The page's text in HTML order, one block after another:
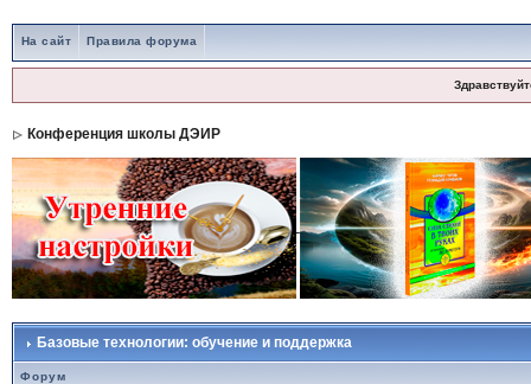
На сайт Правила форума
Конференция школы ДЭИР
Базовые технологии: обучение и поддержка
Форум